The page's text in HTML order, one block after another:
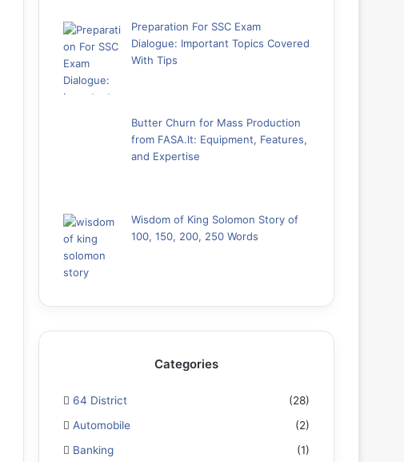
Preparation For SSC Exam
Dialogue: Important Topics Covered
With Tips
Butter Churn for Mass Production
from FASA.lt: Equipment, Features,
and Expertise
Wisdom of King Solomon Story of
100, 150, 200, 250 Words
Categories
64 District
(28)
Automobile
(2)
Banking
(1)